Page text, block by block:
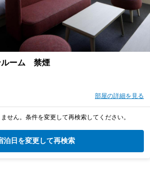
ルーム 禁煙
部屋の詳細を見る
せん。条件を変更して再検索してください。
泊日を変更して再検索